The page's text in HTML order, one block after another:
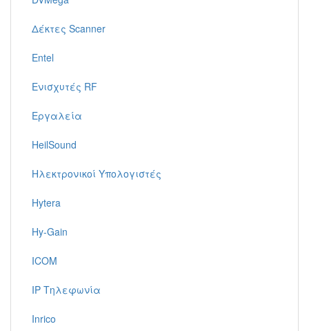
Δέκτες Scanner
Entel
Ενισχυτές RF
Εργαλεία
HeilSound
Ηλεκτρονικοί Υπολογιστές
Hytera
Hy-Gain
ICOM
IP Τηλεφωνία
Inrico